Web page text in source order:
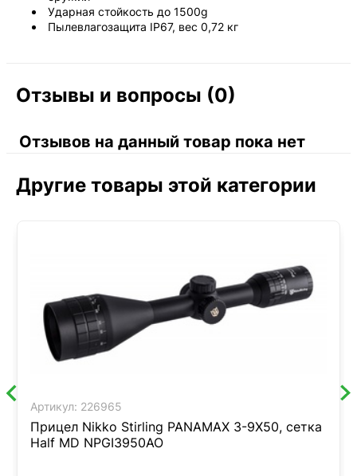
Ударная стойкость до 1500g
Пылевлагозащита IP67, вес 0,72 кг
Отзывы и вопросы (0)
Отзывов на данный товар пока нет
Другие товары этой категории
Артикул: 226965
Прицел Nikko Stirling PANAMAX 3-9X50, сетка
Half MD NPGI3950AO